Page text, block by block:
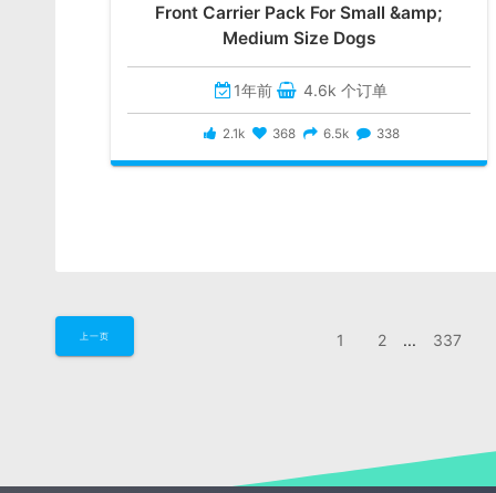
Front Carrier Pack For Small &amp;
Medium Size Dogs
1年前 4.6k 个订单
2.1k 368 6.5k 338
上一页 1 2 ... 337